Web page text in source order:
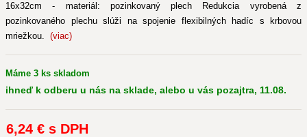
16x32cm - materiál: pozinkovaný plech Redukcia vyrobená z
pozinkovaného plechu slúži na spojenie flexibilných hadíc s krbovou
mriežkou. (viac)
Máme 3 ks skladom
ihneď k odberu u nás na sklade, alebo u vás pozajtra, 11.08.
6,24 € s DPH